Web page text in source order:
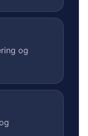
og